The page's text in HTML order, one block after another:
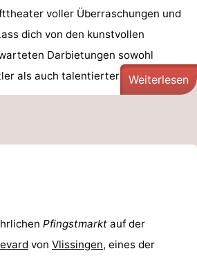
voller Überraschungen und
dich von den kunstvollen
Darbietungen sowohl
als auch talentierter Amateure ...
Weiterlesen
Pfingstmarkt auf der
von Vlissingen, eines der